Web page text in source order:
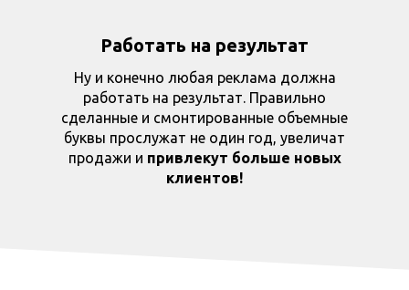
Ну и конечно любая реклама должна
работать на результат. Правильно
сделанные и смонтированные объемные
буквы прослужат не один год, увеличат
продажи и привлекут больше новых
клиентов!
Работать на результат